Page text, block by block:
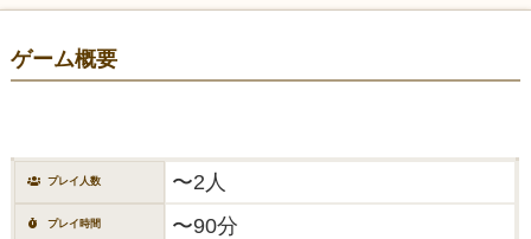
ゲーム概要
プレイ人数 〜2人
プレイ時間 〜90分